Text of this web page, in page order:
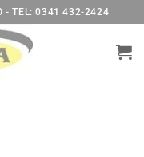
- TEL: 0341 432-2424